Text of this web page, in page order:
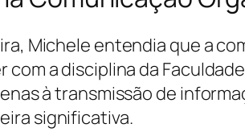
Michele entendia que a
com a disciplina da
à transmissão de
significativa.